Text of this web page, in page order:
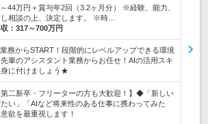
44万円＋賞与年2回（3.2ヶ月分） ※経験、能力、
相談の上、決定します。 ※時…
： 317～700万円
業務からSTART！段階的にレベルアップできる環境
輩のアシスタント業務からお任せ！AIの活用スキ
身に付けましょう★
第二新卒・フリーターの方も大歓迎！】◆「新しい
い」「AIなど将来性のある仕事に携わってみた
欲を最重視します！